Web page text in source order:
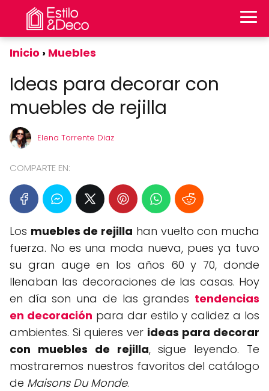
Inicio Muebles
Ideas para decorar con
muebles de rejilla
Elena Torrente Diaz
COMPARTE EN:
Los muebles de rejilla han vuelto con mucha
fuerza. No es una moda nueva, pues ya tuvo
su gran auge en los años 60 y 70, donde
llenaban las decoraciones de las casas. Hoy
en día son una de las grandes tendencias
en decoración para dar estilo y calidez a los
ambientes. Si quieres ver ideas para decorar
con muebles de rejilla, sigue leyendo. Te
mostraremos nuestros favoritos del catálogo
de Maisons Du Monde.